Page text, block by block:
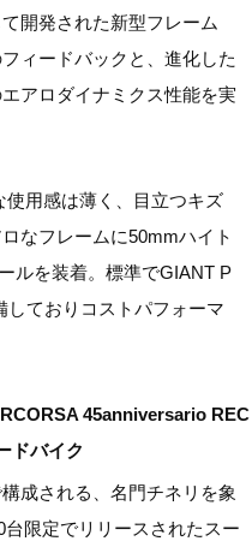
開発された新型フレーム
ィードバックと、進化した
アロダイナミクス性能を実
使用感は薄く、目立つキズ
なフレームに50mmハイト
ルを装着。標準でGIANT P
ておりコストパフォーマ
45anniversario REC
ドバイク
成される、名門チネリを象
限定でリリースされたスー